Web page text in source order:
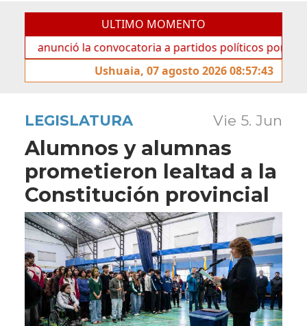
ULTIMO MOMENTO
la convocatoria a partidos políticos por «ficha
Ushuaia, 07 agosto 2026 08:57:43
LEGISLATURA Vie 5. Jun
Alumnos y alumnas
prometieron lealtad a la
Constitución provincial